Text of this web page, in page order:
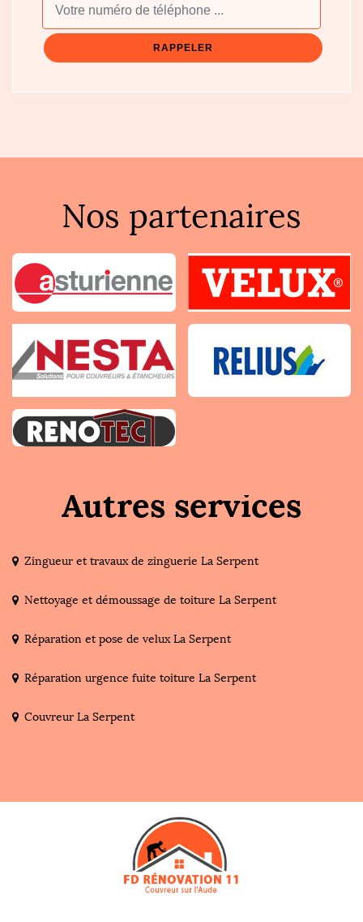
Nos partenaires
Autres services
Zingueur et travaux de zinguerie La Serpent
Nettoyage et démoussage de toiture La Serpent
Réparation et pose de velux La Serpent
Réparation urgence fuite toiture La Serpent
Couvreur La Serpent